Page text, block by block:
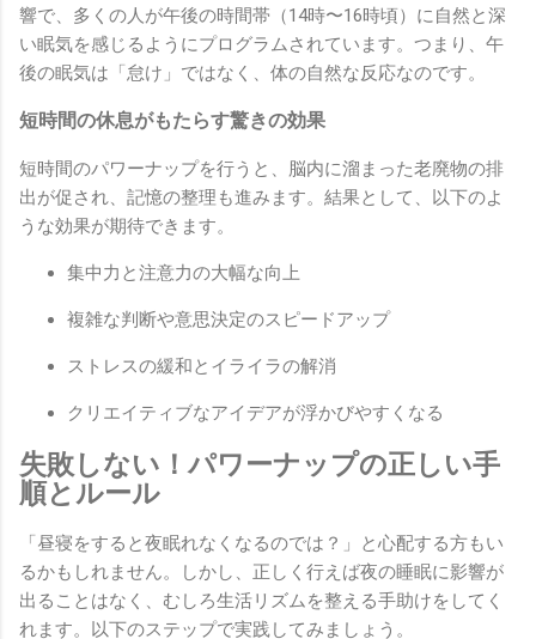
響で、多くの人が午後の時間帯（14時〜16時頃）に自然と深
い眠気を感じるようにプログラムされています。つまり、午
後の眠気は「怠け」ではなく、体の自然な反応なのです。
短時間の休息がもたらす驚きの効果
短時間のパワーナップを行うと、脳内に溜まった老廃物の排
出が促され、記憶の整理も進みます。結果として、以下のよ
うな効果が期待できます。
集中力と注意力の大幅な向上
複雑な判断や意思決定のスピードアップ
ストレスの緩和とイライラの解消
クリエイティブなアイデアが浮かびやすくなる
失敗しない！パワーナップの正しい手
順とルール
「昼寝をすると夜眠れなくなるのでは？」と心配する方もい
るかもしれません。しかし、正しく行えば夜の睡眠に影響が
出ることはなく、むしろ生活リズムを整える手助けをしてく
れます。以下のステップで実践してみましょう。